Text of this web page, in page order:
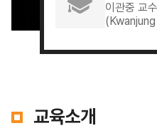
이관중 교수
교육소개